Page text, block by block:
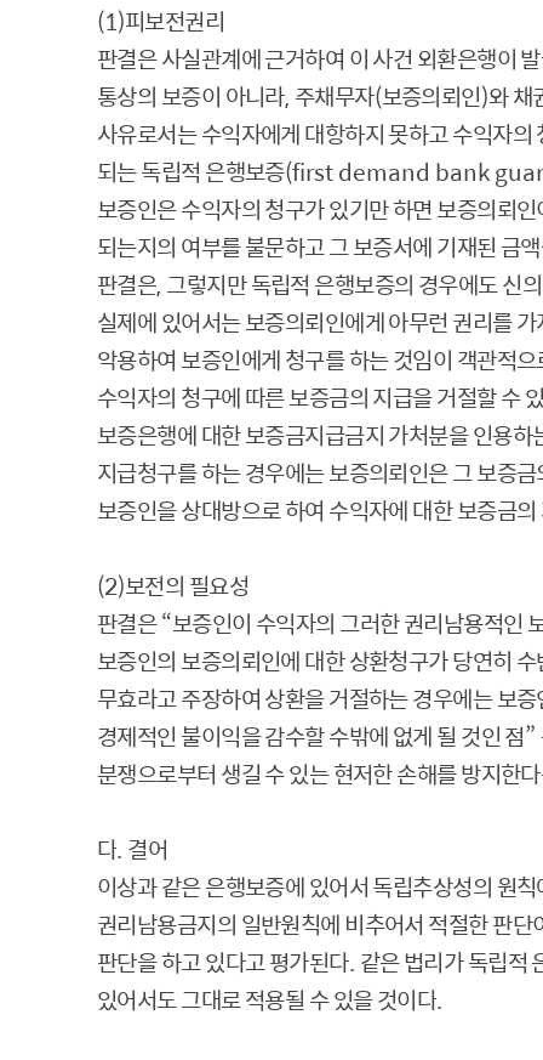
(1)피보전권리
판결은 사실관계에 근거하여 이 사건 외환은행이
통상의 보증이 아니라, 주채무자(보증의뢰인)와 채
사유로서는 수익자에게 대항하지 못하고 수익자
되는 독립적 은행보증(first demand bank
보증인은 수익자의 청구가 있기만 하면 보증의뢰
되는지의 여부를 불문하고 그 보증서에 기재된 금
판결은, 그렇지만 독립적 은행보증의 경우에도 신
실제에 있어서는 보증의뢰인에게 아무런 권리를
악용하여 보증인에게 청구를 하는 것임이 객관적
수익자의 청구에 따른 보증금의 지급을 거절할 수
보증은행에 대한 보증금지급금지 가처분을 인용하
지급청구를 하는 경우에는 보증의뢰인은 그 보증
보증인을 상대방으로 하여 수익자에 대한 보증금
(2)보전의 필요성
판결은“보증인이 수익자의 그러한 권리남용적인
보증인의 보증의뢰인에 대한 상환청구가 당연히
무효라고 주장하여 상환을 거절하는 경우에는 보
경제적인 불이익을 감수할 수밖에 없게 될 것인 점”
분쟁으로부터 생길 수 있는 현저한 손해를 방지한
다. 결어
이상과 같은 은행보증에 있어서 독립추상성의 원
권리남용금지의 일반원칙에 비추어서 적절한 판단
판단을 하고 있다고 평가된다. 같은 법리가 독립적
있어서도 그대로 적용될 수 있을 것이다.